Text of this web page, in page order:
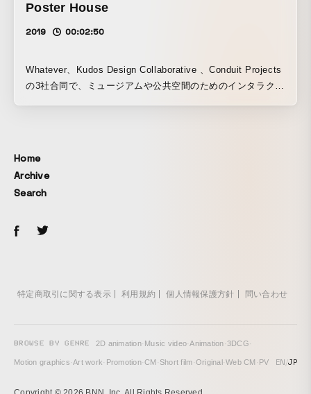
Poster House
2019 00:02:50
Whatever、Kudos Design Collaborative 、Conduit Projects
の3社合同で、ミュージアムや公共空間のためのインタラクテ
は、展覧会、イベント、そして出版物など、1800年代～現在
にわたり使用されてきた、世界的なポスターアートの歴史を
トを後世に伝えること目的としています。 Poster Wall （ポ
することで、コンテンツを自ら選択することもできます。
ンを追加・更新することが可能となっています。 Poster
Machine（ポスターマシーン） — グラフィックデザイナーに
インスタレーション。制作の各ステップでは、ポスター制作
Home
Archive
Search
特定商取引に関する表示 利用規約 個人情報保護方針 問い合わせ
BROWSE BY GENRE 2D animation· Music video·Animation·3DCG·
Motion graphics·Art work· Promotion·CM · Short film·Original ·Web CM · PV EN/JP